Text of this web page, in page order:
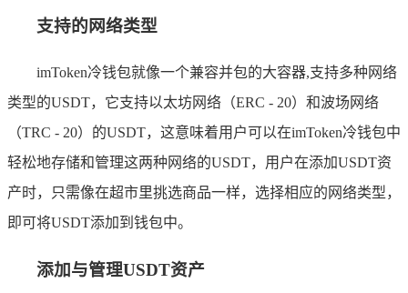
支持的网络类型
imToken冷钱包就像一个兼容并包的大容器,支持多种网络
类型的USDT，它支持以太坊网络（ERC - 20）和波场网络
（TRC - 20）的USDT，这意味着用户可以在imToken冷钱包中
轻松地存储和管理这两种网络的USDT，用户在添加USDT资
产时，只需像在超市里挑选商品一样，选择相应的网络类型，
即可将USDT添加到钱包中。
添加与管理USDT资产